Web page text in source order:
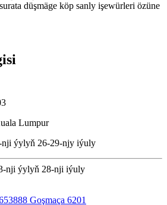
düşmäge köp sanly işewürleri özüne
Lumpur
nji ýylyň 26-29-njy iýuly
nji ýylyň 28-nji iýuly
Goşmaça 6201